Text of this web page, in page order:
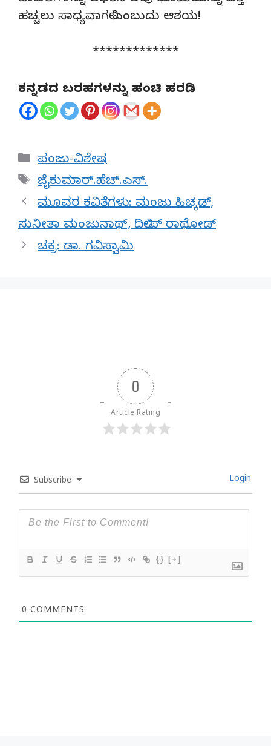
ಹಚ್ಚಲು ಸಾಧ್ಯವಾಗಲಿ ಎಂಬುದು ಆಶಯ!
*************
ಕನ್ನಡದ ಬರಹಗಳನ್ನು ಹಂಚಿ ಹರಡಿ
Categories
ಪಂಜು-ವಿಶೇಷ
Tags
ಜೈಕುಮಾರ್.ಹೆಚ್.ಎಸ್.
ಮೂವರ ಕವಿತೆಗಳು: ಮಂಜು ಹಿಚ್ಕಡ್,
ಸುನೀತಾ ಮಂಜುನಾಥ್, ದಿಲೀಪ್ ರಾಥೋಡ್
ಚಕ್ರ: ಡಾ. ಗವಿಸ್ವಾಮಿ
0
Article Rating
Subscribe Login
{} [+]
0 COMMENTS